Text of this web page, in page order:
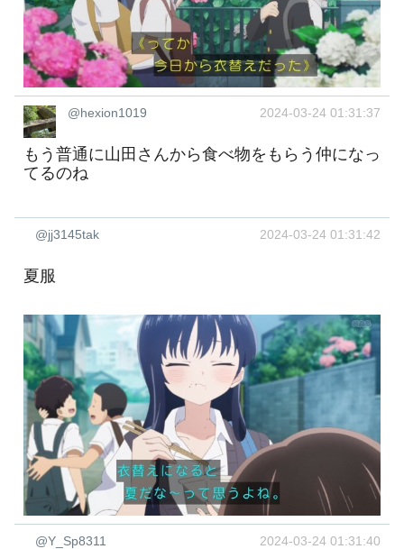
@hexion1019 2024-03-24 01:31:37
もう普通に山田さんから食べ物をもらう仲になっ
てるのね
@jj3145tak 2024-03-24 01:31:42
夏服
@Y_Sp8311 2024-03-24 01:31:40